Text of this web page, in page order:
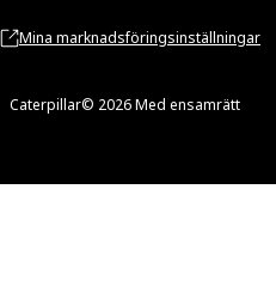
Mina marknadsföringsinställningar
Caterpillar© 2026 Med ensamrätt